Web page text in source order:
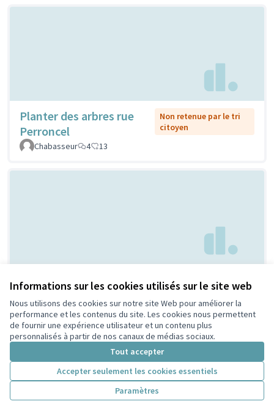
Informations sur les cookies utilisés sur le site web
Nous utilisons des cookies sur notre site Web pour améliorer la
performance et les contenus du site. Les cookies nous permettent
de fournir une expérience utilisateur et un contenu plus
personnalisés à partir de nos canaux de médias sociaux.
Tout accepter
Accepter seulement les cookies essentiels
Paramètres
Planter des arbres rue
Perroncel
Non retenue par le tri
citoyen
Chabasseur
4 13
Bornes anti-
moustiques
Non retenue par le tri
citoyen
avcrois
2 6